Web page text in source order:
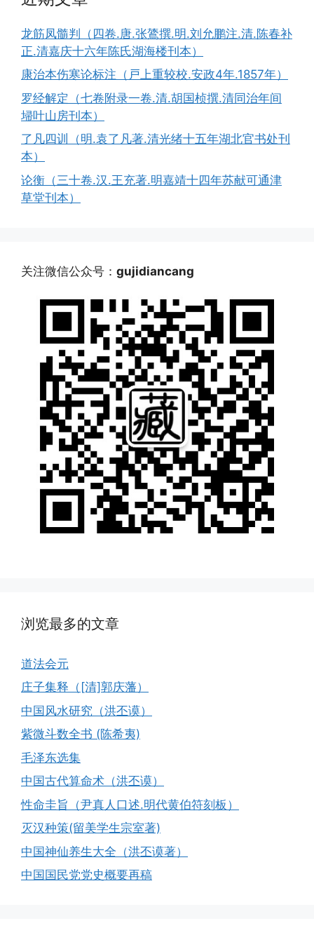
龙筋凤髓判（四卷.唐.张鷟撰.明.刘允鹏注.清.陈春补
正.清嘉庆十六年陈氏湖海楼刊本）
康治本伤寒论标注（戸上重较校.安政4年.1857年）
罗经解定（七卷附录一卷.清.胡国桢撰.清同治年间
埽叶山房刊本）
了凡四训（明.袁了凡著.清光绪十五年湖北官书处刊
本）
论衡（三十卷.汉.王充著.明嘉靖十四年苏献可通津
草堂刊本）
关注微信公众号： gujidiancang
浏览最多的文章
道法会元
庄子集释（[清]郭庆藩）
中国风水研究（洪丕谟）
紫微斗数全书 (陈希夷)
毛泽东选集
中国古代算命术（洪丕谟）
性命圭旨（尹真人口述.明代黄伯符刻板）
灭汉种策(留美学生宗室著)
中国神仙养生大全（洪丕谟著）
中国国民党党史概要再稿